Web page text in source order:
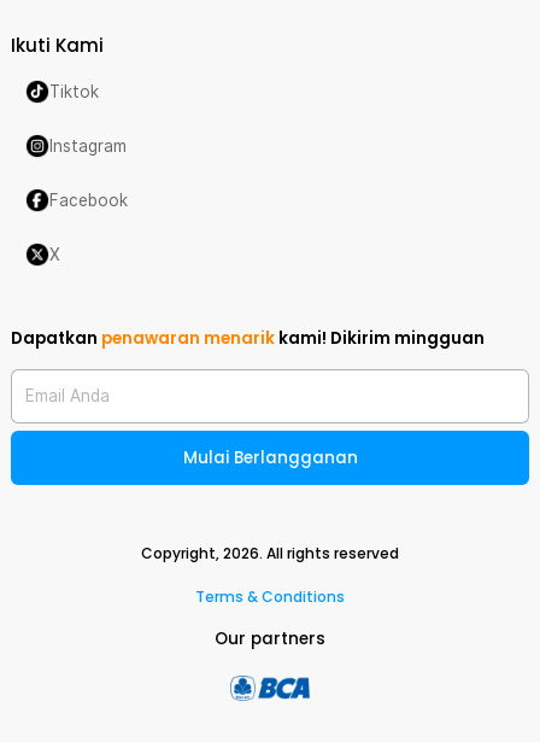
Ikuti Kami
Tiktok
Instagram
Facebook
X
Dapatkan penawaran menarik kami! Dikirim mingguan
Email Anda
Mulai Berlangganan
Copyright,2026. All rights reserved
Terms & Conditions
Our partners